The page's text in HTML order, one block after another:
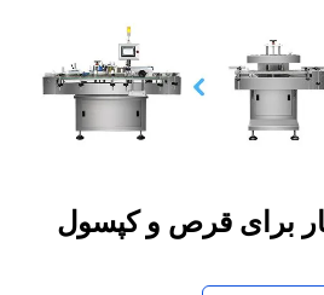
برای قرص و کپسول